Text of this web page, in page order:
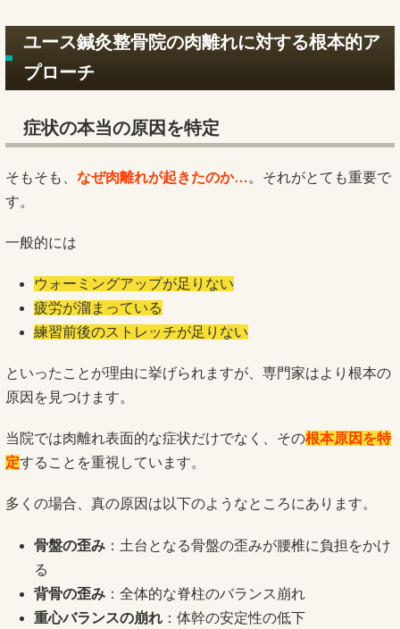
ユース鍼灸整骨院の肉離れに対する根本的ア
プローチ
症状の本当の原因を特定
そもそも、 なぜ肉離れが起きたのか…。それがとても重要で
す。
一般的には
ウォーミングアップが足りない
疲労が溜まっている
練習前後のストレッチが足りない
といったことが理由に挙げられますが、専門家はより根本の
原因を見つけます。
当院では肉離れ表面的な症状だけでなく、その根本原因を特
定することを重視しています。
多くの場合、真の原因は以下のようなところにあります。
骨盤の歪み ：土台となる骨盤の歪みが腰椎に負担をかけ
る
背骨の歪み ：全体的な脊柱のバランス崩れ
重心バランスの崩れ ：体幹の安定性の低下